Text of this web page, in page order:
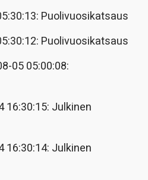
Puolivuosikatsaus
Puolivuosikatsaus
05 05:00:08:
16:30:15: Julkinen
16:30:14: Julkinen